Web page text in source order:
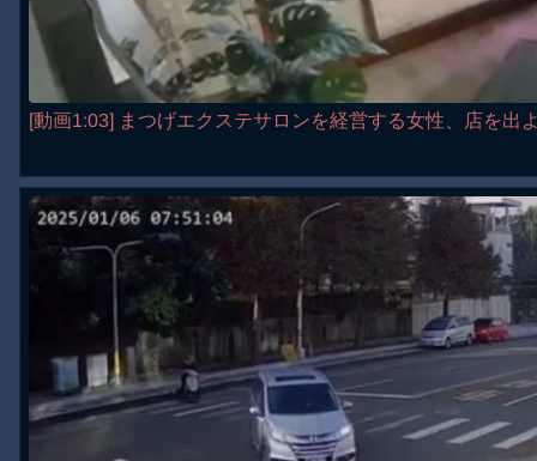
[動画1:03] まつげエクステサロンを経営する女性、店を出